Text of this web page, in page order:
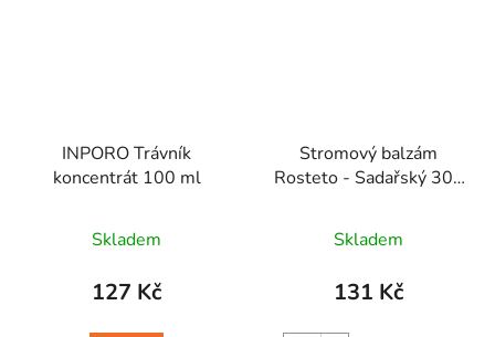
INPORO Trávník
koncentrát 100 ml
Skladem
127 Kč
Stromový balzám
Rosteto - Sadařský 300
Skladem
131 Kč